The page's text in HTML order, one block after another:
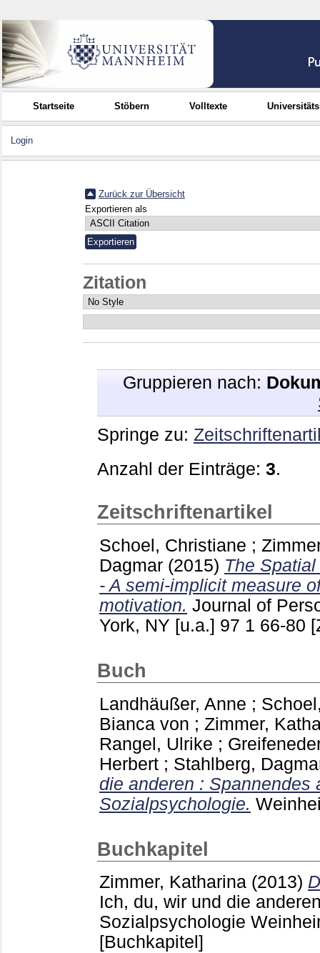
Startseite Stöbern Volltexte
Login
Zurück zur Übersicht
Exportieren als
Zitation
Gruppieren nach:
Springe zu:
Anzahl der Einträge: 3.
Zeitschriftenartikel
Schoel, Christiane ;
Dagmar (2015) The
- A semi-implicit measure
motivation. Journal of
York, NY [u.a.] 97 1 66-80
Buch
Landhäußer, Anne ;
Bianca von ; Zimmer,
Rangel, Ulrike ;
Herbert ; Stahlberg,
die anderen : Spannendes
Sozialpsychologie.
Buchkapitel
Zimmer, Katharina (2013)
Ich, du, wir und die
Sozialpsychologie
[Buchkapitel]